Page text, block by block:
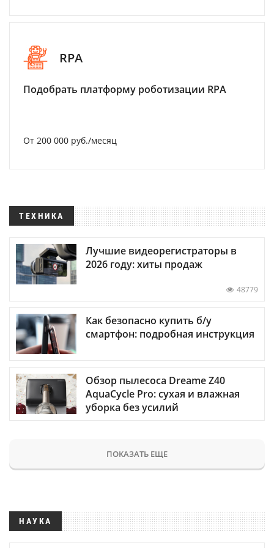
RPA
Подобрать платформу роботизации RPA
От 200 000 руб./месяц
ТЕХНИКА
Лучшие видеорегистраторы в
2026 году: хиты продаж
48779
Как безопасно купить б/у
смартфон: подробная инструкция
Обзор пылесоса Dreame Z40
AquaCycle Pro: сухая и влажная
уборка без усилий
ПОКАЗАТЬ ЕЩЕ
НАУКА